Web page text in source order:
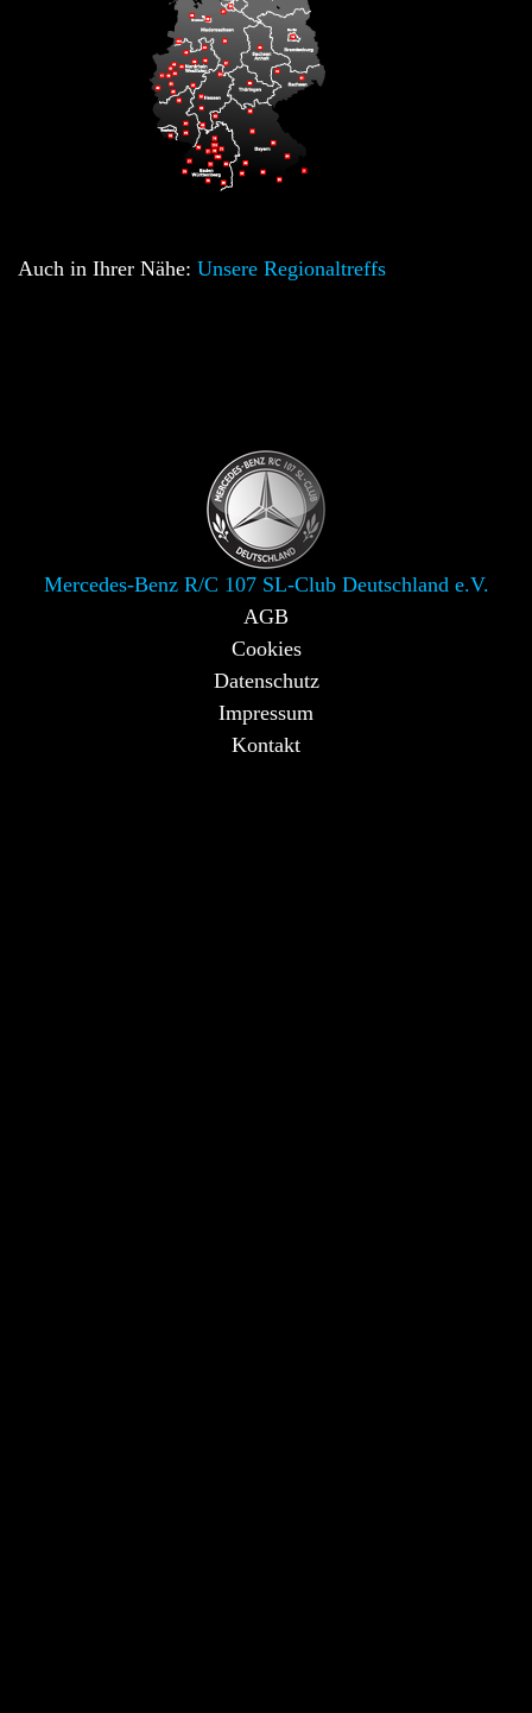
Auch in Ihrer Nähe: Unsere Regionaltreffs
Mercedes-Benz R/C 107 SL-Club Deutschland e.V.
AGB
Cookies
Datenschutz
Impressum
Kontakt